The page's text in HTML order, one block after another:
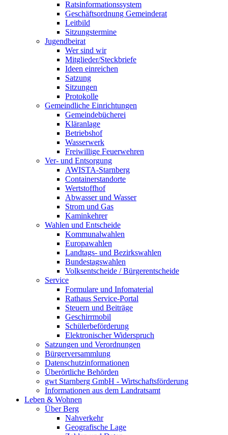
Ratsinformationssystem
Geschäftsordnung Gemeinderat
Leitbild
Sitzungstermine
Jugendbeirat
Wer sind wir
Mitglieder/Steckbriefe
Ideen einreichen
Satzung
Sitzungen
Protokolle
Gemeindliche Einrichtungen
Gemeindebücherei
Kläranlage
Betriebshof
Wasserwerk
Freiwillige Feuerwehren
Ver- und Entsorgung
AWISTA-Starnberg
Containerstandorte
Wertstoffhof
Abwasser und Wasser
Strom und Gas
Kaminkehrer
Wahlen und Entscheide
Kommunalwahlen
Europawahlen
Landtags- und Bezirkswahlen
Bundestagswahlen
Volksentscheide / Bürgerentscheide
Service
Formulare und Infomaterial
Rathaus Service-Portal
Steuern und Beiträge
Geschirrmobil
Schülerbeförderung
Elektronischer Widerspruch
Satzungen und Verordnungen
Bürgerversammlung
Datenschutzinformationen
Überörtliche Behörden
gwt Starnberg GmbH - Wirtschaftsförderung
Informationen aus dem Landratsamt
Leben & Wohnen
Über Berg
Nahverkehr
Geografische Lage